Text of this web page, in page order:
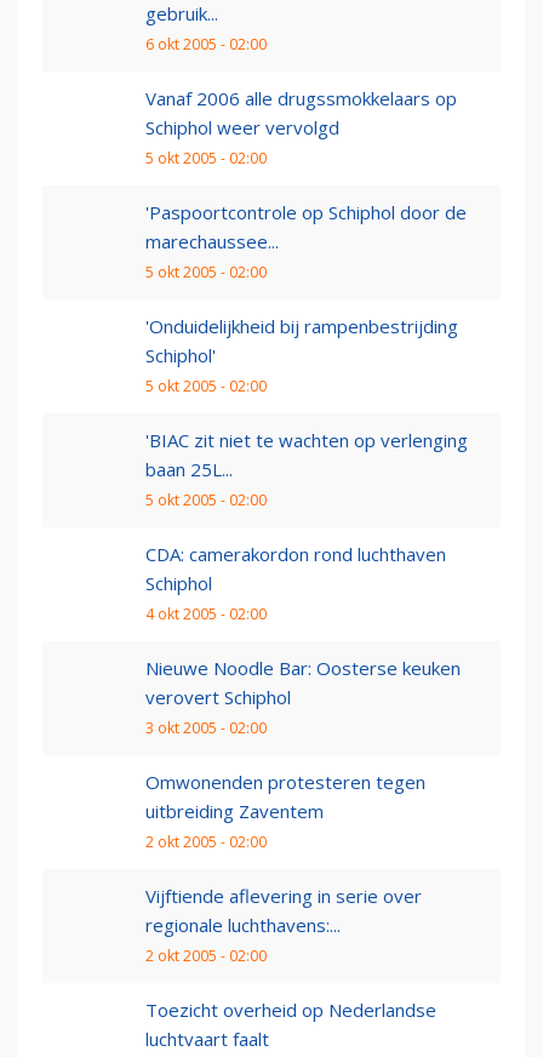
gebruik...
6 okt 2005 - 02:00
Vanaf 2006 alle drugssmokkelaars op
Schiphol weer vervolgd
5 okt 2005 - 02:00
'Paspoortcontrole op Schiphol door de
marechaussee...
5 okt 2005 - 02:00
'Onduidelijkheid bij rampenbestrijding
Schiphol'
5 okt 2005 - 02:00
'BIAC zit niet te wachten op verlenging
baan 25L...
5 okt 2005 - 02:00
CDA: camerakordon rond luchthaven
Schiphol
4 okt 2005 - 02:00
Nieuwe Noodle Bar: Oosterse keuken
verovert Schiphol
3 okt 2005 - 02:00
Omwonenden protesteren tegen
uitbreiding Zaventem
2 okt 2005 - 02:00
Vijftiende aflevering in serie over
regionale luchthavens:...
2 okt 2005 - 02:00
Toezicht overheid op Nederlandse
luchtvaart faalt